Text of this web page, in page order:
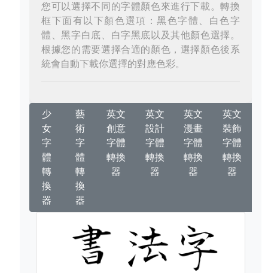
您可以選擇不同的字體顏色來進行下載。轉換
框下面有以下顏色選項：黑色字體、白色字
體、黑字白底、白字黑底以及其他顏色選擇。
根據您的需要選擇合適的顏色，選擇顏色後系
統會自動下載你選擇的對應色彩。
少
女
字
體
轉
換
器
藝
術
字
體
轉
換
器
英文
創意
字體
轉換
器
英文
設計
字體
轉換
器
英文
漫畫
字體
轉換
器
英文
裝飾
字體
轉換
器